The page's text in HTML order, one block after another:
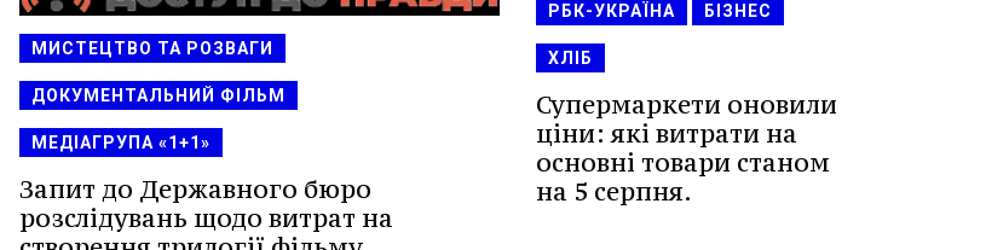
МИСТЕЦТВО ТА РОЗВАГИ
ДОКУМЕНТАЛЬНИЙ ФІЛЬМ
МЕДІАГРУПА «1+1»
Запит до Державного бюро
розслідувань щодо витрат на
РБК-УКРАЇНА БІЗНЕС
ХЛІБ
Супермаркети оновили
ціни: які витрати на
основні товари станом
на 5 серпня.